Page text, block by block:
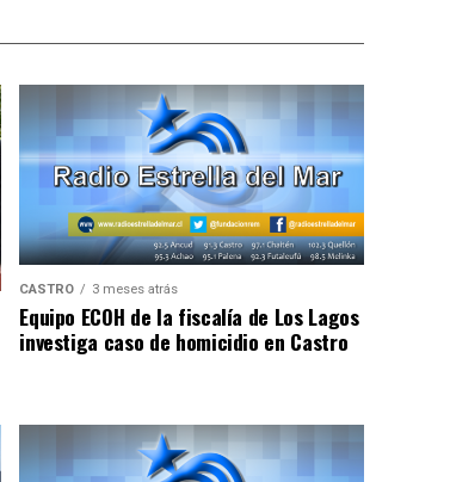
CASTRO 3 meses atrás
Equipo ECOH de la fiscalía de Los Lagos
investiga caso de homicidio en Castro